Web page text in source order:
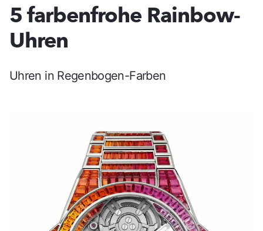
5 farbenfrohe Rainbow-
Uhren
Uhren in Regenbogen-Farben